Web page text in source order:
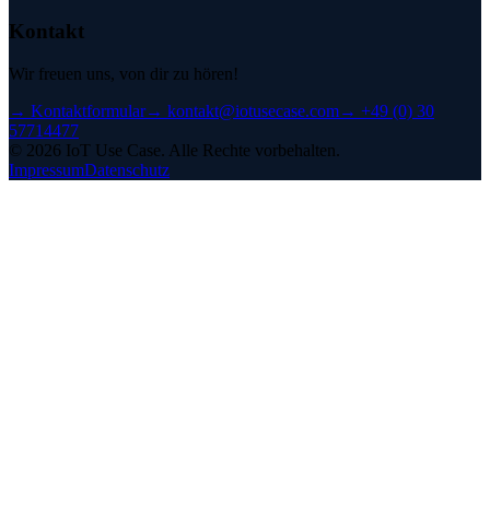
Kontakt
Wir freuen uns, von dir zu hören!
→ Kontaktformular→ kontakt@iotusecase.com→ +49 (0) 30
57714477
© 2026 IoT Use Case. Alle Rechte vorbehalten.
ImpressumDatenschutz